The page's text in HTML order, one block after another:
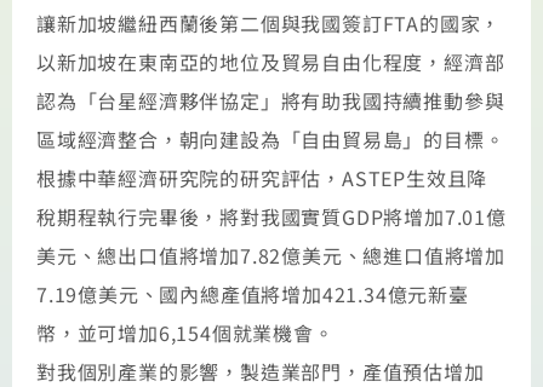
讓新加坡繼紐西蘭後第二個與我國簽訂FTA的國家，
以新加坡在東南亞的地位及貿易自由化程度，經濟部
認為「台星經濟夥伴協定」將有助我國持續推動參與
區域經濟整合，朝向建設為「自由貿易島」的目標。
根據中華經濟研究院的研究評估，ASTEP生效且降
稅期程執行完畢後，將對我國實質GDP將增加7.01億
美元、總出口值將增加7.82億美元、總進口值將增加
7.19億美元、國內總產值將增加421.34億元新臺
幣，並可增加6,154個就業機會。
對我個別產業的影響，製造業部門，產值預估增加